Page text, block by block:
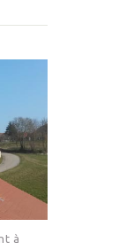
à